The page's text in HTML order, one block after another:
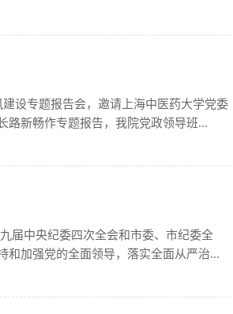
设专题报告会，邀请上海中医药大学党委
路新畅作专题报告，我院党政领导班...
届中央纪委四次全会和市委、市纪委全
和加强党的全面领导，落实全面从严治...